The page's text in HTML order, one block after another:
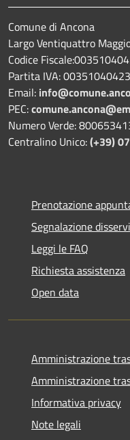
Comune di Ancona
Largo Ventiquattro
Codice
Partita IVA: 00351040423
Email:
PEC:
Numero Verde:
Centralino Unico:(+39)
Prenotazione
Segnalazione
Leggi le FAQ
Richiesta assistenza
Open data
Amministrazione
Amministrazione
Informativa privacy
Note legali